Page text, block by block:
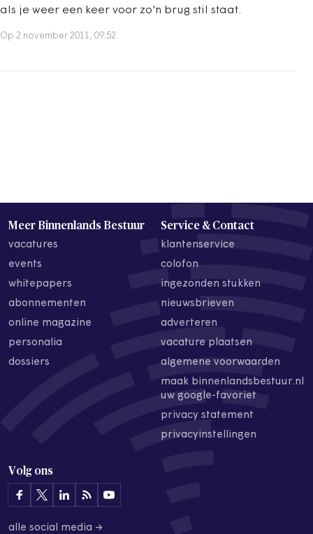
als je weer een keer voor zo'n brug stil staat.
Op 2 november 2011, 09:52
Meer Binnenlands Bestuur
vacatures
events
whitepapers
abonnementen
online magazine
personalia
dossiers
Service & Contact
klantenservice
colofon
ingezonden stukken
nieuwsbrieven
adverteren
vacature plaatsen
algemene voorwaarden
maak binnenlandsbestuur.nl
uw google-favoriet
privacy statement
privacyinstellingen
Volg ons
alle social media →